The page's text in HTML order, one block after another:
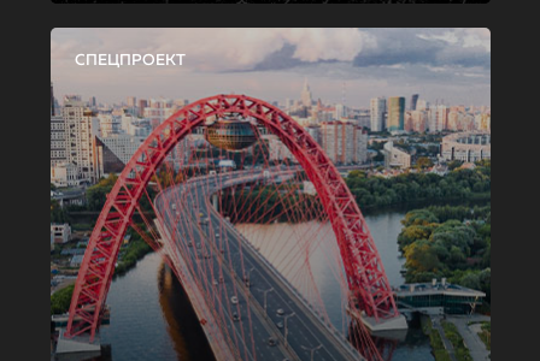
СПЕЦПРОЕКТ